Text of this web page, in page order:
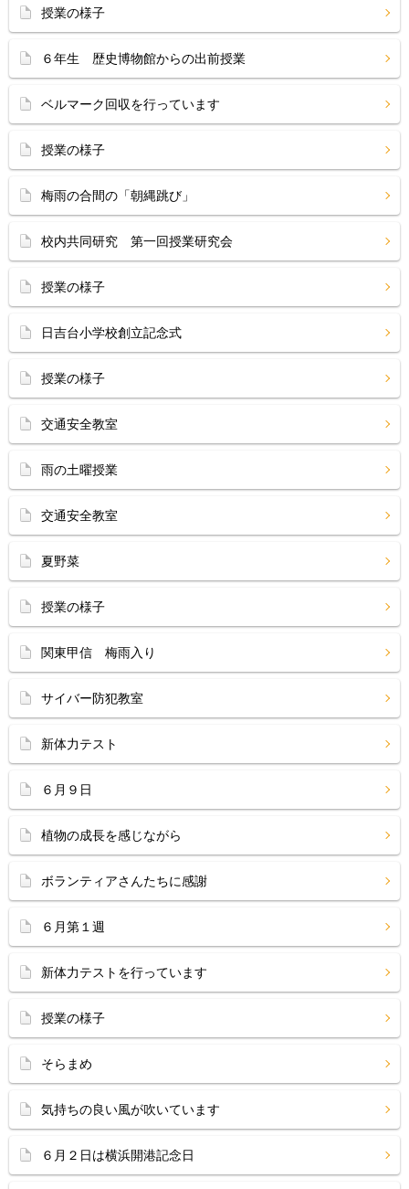
授業の様子
６年生 歴史博物館からの出前授業
ベルマーク回収を行っています
授業の様子
梅雨の合間の「朝縄跳び」
校内共同研究 第一回授業研究会
授業の様子
日吉台小学校創立記念式
授業の様子
交通安全教室
雨の土曜授業
交通安全教室
夏野菜
授業の様子
関東甲信 梅雨入り
サイバー防犯教室
新体力テスト
６月９日
植物の成長を感じながら
ボランティアさんたちに感謝
６月第１週
新体力テストを行っています
授業の様子
そらまめ
気持ちの良い風が吹いています
６月２日は横浜開港記念日